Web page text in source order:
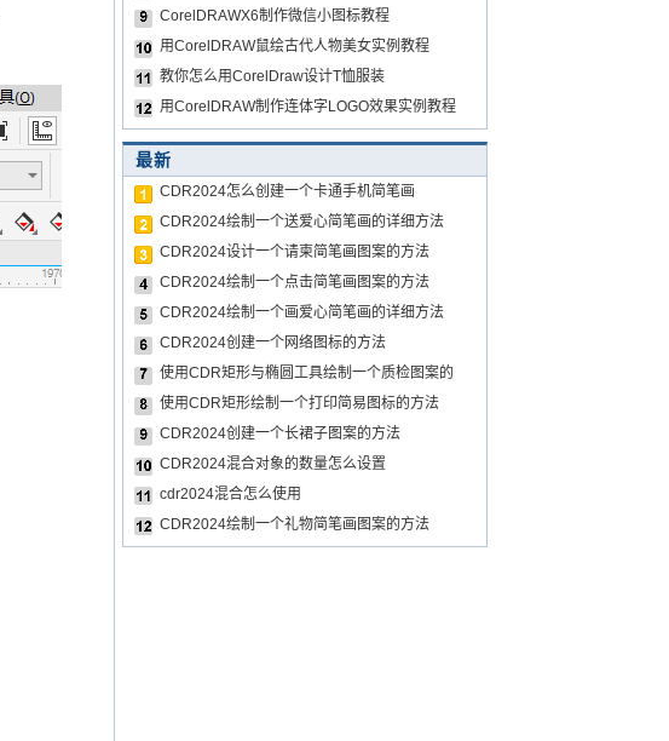
CorelDRAWX6制作微信小图标教程
用CorelDRAW鼠绘古代人物美女实例教程
教你怎么用CorelDraw设计T恤服装
用CorelDRAW制作连体字LOGO效果实例教程
最新
CDR2024怎么创建一个卡通手机简笔画
CDR2024绘制一个送爱心简笔画的详细方法
CDR2024设计一个请柬简笔画图案的方法
CDR2024绘制一个点击简笔画图案的方法
CDR2024绘制一个画爱心简笔画的详细方法
CDR2024创建一个网络图标的方法
使用CDR矩形与椭圆工具绘制一个质检图案的
使用CDR矩形绘制一个打印简易图标的方法
CDR2024创建一个长裙子图案的方法
CDR2024混合对象的数量怎么设置
cdr2024混合怎么使用
CDR2024绘制一个礼物简笔画图案的方法